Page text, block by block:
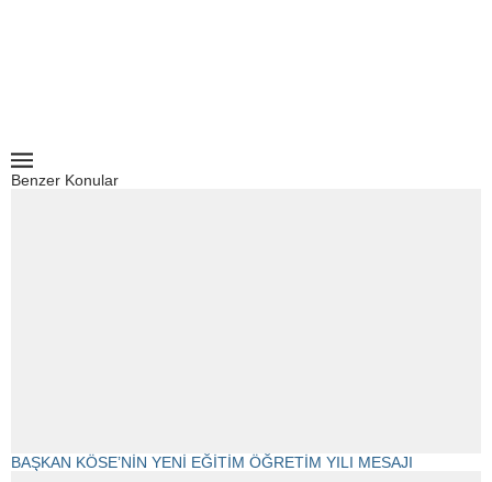
Benzer Konular
BAŞKAN KÖSE’NİN YENİ EĞİTİM ÖĞRETİM YILI MESAJI